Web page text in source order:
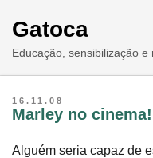
Gatoca
Educação, sensibilização
16.11.08
Marley no cinema!
Alguém seria capaz de